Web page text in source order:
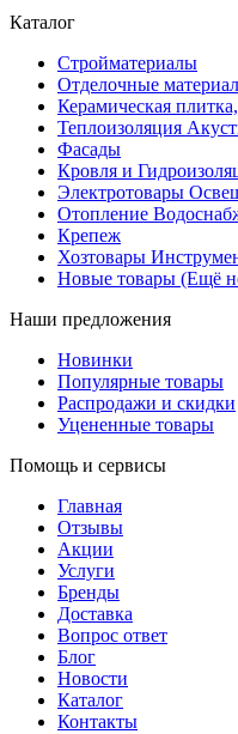
Каталог
Стройматериалы
Отделочные
Керамическая
Теплоизоляция
Фасады
Кровля и
Электротовары
Отопление
Крепеж
Хозтовары
Новые товары (Ещё
Наши предложения
Новинки
Популярные товары
Распродажи и скидки
Уцененные товары
Помощь и сервисы
Главная
Отзывы
Акции
Услуги
Бренды
Доставка
Вопрос ответ
Блог
Новости
Каталог
Контакты